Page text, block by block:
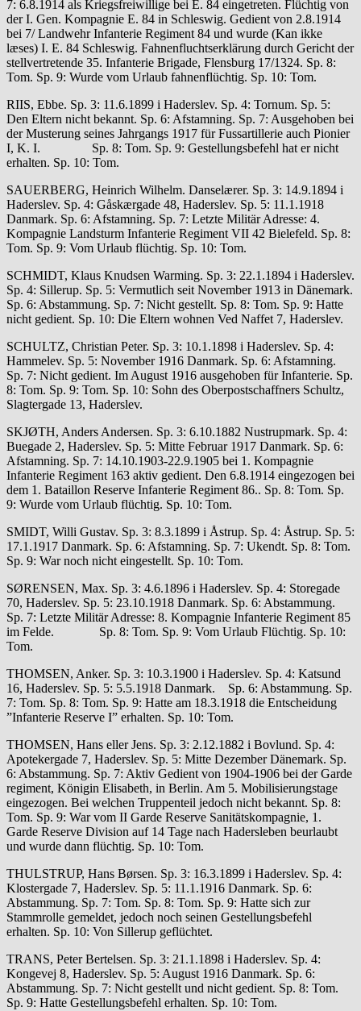
7: 6.8.1914 als Kriegsfreiwillige bei E. 84 eingetreten. Flüchtig von
der I. Gen. Kompagnie E. 84 in Schleswig. Gedient von 2.8.1914
bei 7/ Landwehr Infanterie Regiment 84 und wurde (Kan ikke
læses) I. E. 84 Schleswig. Fahnenfluchtserklärung durch Gericht der
stellvertretende 35. Infanterie Brigade, Flensburg 17/1324. Sp. 8:
Tom. Sp. 9: Wurde vom Urlaub fahnenflüchtig. Sp. 10: Tom.
RIIS, Ebbe. Sp. 3: 11.6.1899 i Haderslev. Sp. 4: Tornum. Sp. 5:
Den Eltern nicht bekannt. Sp. 6: Afstamning. Sp. 7: Ausgehoben bei
der Musterung seines Jahrgangs 1917 für Fussartillerie auch Pionier
I, K. I. Sp. 8: Tom. Sp. 9: Gestellungsbefehl hat er nicht
erhalten. Sp. 10: Tom.
SAUERBERG, Heinrich Wilhelm. Danselærer. Sp. 3: 14.9.1894 i
Haderslev. Sp. 4: Gåskærgade 48, Haderslev. Sp. 5: 11.1.1918
Danmark. Sp. 6: Afstamning. Sp. 7: Letzte Militär Adresse: 4.
Kompagnie Landsturm Infanterie Regiment VII 42 Bielefeld. Sp. 8:
Tom. Sp. 9: Vom Urlaub flüchtig. Sp. 10: Tom.
SCHMIDT, Klaus Knudsen Warming. Sp. 3: 22.1.1894 i Haderslev.
Sp. 4: Sillerup. Sp. 5: Vermutlich seit November 1913 in Dänemark.
Sp. 6: Abstammung. Sp. 7: Nicht gestellt. Sp. 8: Tom. Sp. 9: Hatte
nicht gedient. Sp. 10: Die Eltern wohnen Ved Naffet 7, Haderslev.
SCHULTZ, Christian Peter. Sp. 3: 10.1.1898 i Haderslev. Sp. 4:
Hammelev. Sp. 5: November 1916 Danmark. Sp. 6: Afstamning.
Sp. 7: Nicht gedient. Im August 1916 ausgehoben für Infanterie. Sp.
8: Tom. Sp. 9: Tom. Sp. 10: Sohn des Oberpostschaffners Schultz,
Slagtergade 13, Haderslev.
SKJØTH, Anders Andersen. Sp. 3: 6.10.1882 Nustrupmark. Sp. 4:
Buegade 2, Haderslev. Sp. 5: Mitte Februar 1917 Danmark. Sp. 6:
Afstamning. Sp. 7: 14.10.1903-22.9.1905 bei 1. Kompagnie
Infanterie Regiment 163 aktiv gedient. Den 6.8.1914 eingezogen bei
dem 1. Bataillon Reserve Infanterie Regiment 86.. Sp. 8: Tom. Sp.
9: Wurde vom Urlaub flüchtig. Sp. 10: Tom.
SMIDT, Willi Gustav. Sp. 3: 8.3.1899 i Åstrup. Sp. 4: Åstrup. Sp. 5:
17.1.1917 Danmark. Sp. 6: Afstamning. Sp. 7: Ukendt. Sp. 8: Tom.
Sp. 9: War noch nicht eingestellt. Sp. 10: Tom.
SØRENSEN, Max. Sp. 3: 4.6.1896 i Haderslev. Sp. 4: Storegade
70, Haderslev. Sp. 5: 23.10.1918 Danmark. Sp. 6: Abstammung.
Sp. 7: Letzte Militär Adresse: 8. Kompagnie Infanterie Regiment 85
im Felde. Sp. 8: Tom. Sp. 9: Vom Urlaub Flüchtig. Sp. 10:
Tom.
THOMSEN, Anker. Sp. 3: 10.3.1900 i Haderslev. Sp. 4: Katsund
16, Haderslev. Sp. 5: 5.5.1918 Danmark. Sp. 6: Abstammung. Sp.
7: Tom. Sp. 8: Tom. Sp. 9: Hatte am 18.3.1918 die Entscheidung
”Infanterie Reserve I” erhalten. Sp. 10: Tom.
THOMSEN, Hans eller Jens. Sp. 3: 2.12.1882 i Bovlund. Sp. 4:
Apotekergade 7, Haderslev. Sp. 5: Mitte Dezember Dänemark. Sp.
6: Abstammung. Sp. 7: Aktiv Gedient von 1904-1906 bei der Garde
regiment, Königin Elisabeth, in Berlin. Am 5. Mobilisierungstage
eingezogen. Bei welchen Truppenteil jedoch nicht bekannt. Sp. 8:
Tom. Sp. 9: War vom II Garde Reserve Sanitätskompagnie, 1.
Garde Reserve Division auf 14 Tage nach Hadersleben beurlaubt
und wurde dann flüchtig. Sp. 10: Tom.
THULSTRUP, Hans Børsen. Sp. 3: 16.3.1899 i Haderslev. Sp. 4:
Klostergade 7, Haderslev. Sp. 5: 11.1.1916 Danmark. Sp. 6:
Abstammung. Sp. 7: Tom. Sp. 8: Tom. Sp. 9: Hatte sich zur
Stammrolle gemeldet, jedoch noch seinen Gestellungsbefehl
erhalten. Sp. 10: Von Sillerup geflüchtet.
TRANS, Peter Bertelsen. Sp. 3: 21.1.1898 i Haderslev. Sp. 4:
Kongevej 8, Haderslev. Sp. 5: August 1916 Danmark. Sp. 6:
Abstammung. Sp. 7: Nicht gestellt und nicht gedient. Sp. 8: Tom.
Sp. 9: Hatte Gestellungsbefehl erhalten. Sp. 10: Tom.